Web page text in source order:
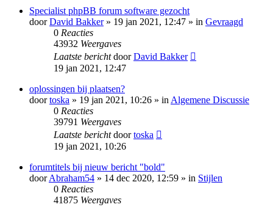
Specialist phpBB forum software gezocht
doorDavid Bakker» 19 jan 2021, 12:47 » in Gevraagd
0 Reacties
43932 Weergaves
Laatste berichtdoorDavid Bakker
19 jan 2021, 12:47
oplossingen bij plaatsen?
doortoska » 19 jan 2021, 10:26 » inAlgemene Discussie
0 Reacties
39791 Weergaves
Laatste berichtdoortoska
19 jan 2021, 10:26
forumtitels bij nieuw bericht "bold"
doorAbraham54 » 14 dec 2020, 12:59 » in Stijlen
0 Reacties
41875 Weergaves